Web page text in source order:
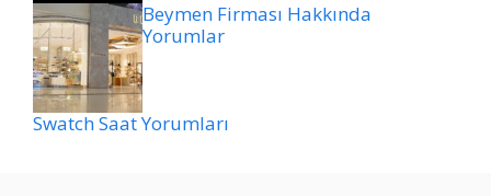
Beymen Firması Hakkında
Yorumlar
Swatch Saat Yorumları